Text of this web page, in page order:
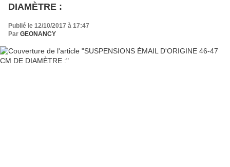
DIAMÈTRE :
Publié le 12/10/2017 à 17:47
Par GEONANCY